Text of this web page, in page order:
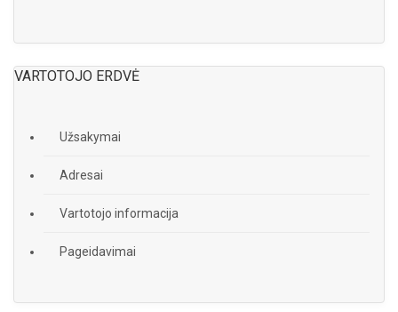
VARTOTOJO ERDVĖ
Užsakymai
Adresai
Vartotojo informacija
Pageidavimai